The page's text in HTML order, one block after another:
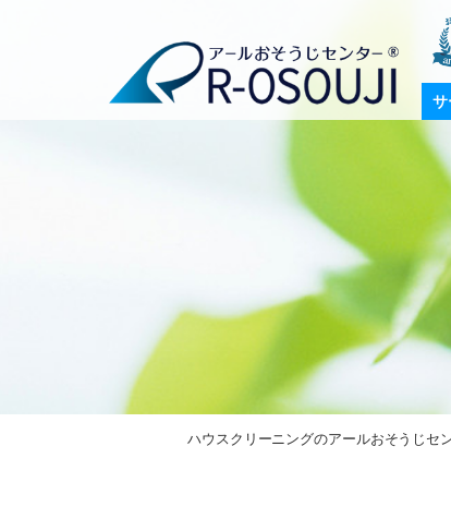
サ
ハウスクリーニングのアールおそうじセ